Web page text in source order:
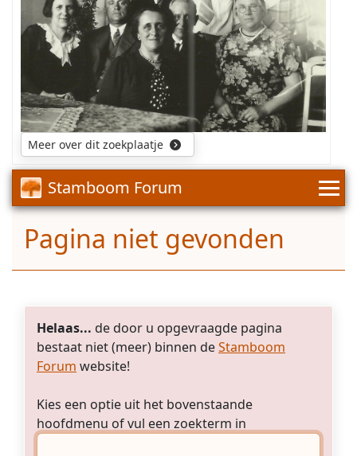
de
foto
die
nog.
wanneer
deze
kinderen
overleden
en
wie
hun
echtegenote
of
echtgenoot
Meer over dit zoekplaatje
Stamboom Forum
Pagina niet gevonden
Helaas... de door u opgevraagde pagina
bestaat niet (meer) binnen deStamboom
Forum website!
Kies een optie uit het bovenstaande
hoofdmenu of vul een zoekterm in